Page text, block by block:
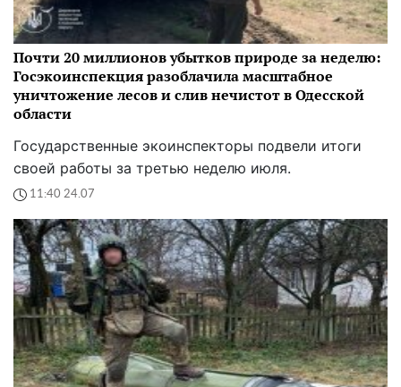
Почти 20 миллионов убытков природе за неделю:
Госэкоинспекция разоблачила масштабное
уничтожение лесов и слив нечистот в Одесской
области
Государственные экоинспекторы подвели итоги
своей работы за третью неделю июля.
11:40 24.07